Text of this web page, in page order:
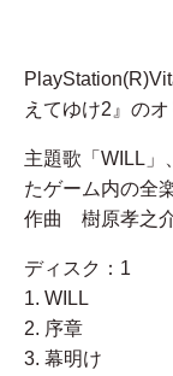
えてゆけ2』の
主題歌「WILL」
たゲーム内の全
作曲 樹原孝
ディスク：1
1. WILL
2. 序章
3. 幕明け